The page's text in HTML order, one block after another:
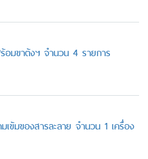
อมขาต้งฯ จำนวน 4 รายการ
เข้มของสารละลาย จำนวน 1 เครื่อง